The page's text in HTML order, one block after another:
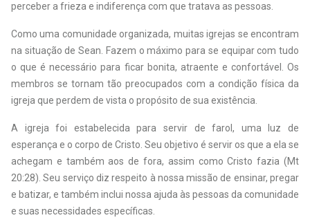
perceber a frieza e indiferença com que tratava as pessoas.
Como uma comunidade organizada, muitas igrejas se encontram
na situação de Sean. Fazem o máximo para se equipar com tudo
o que é necessário para ficar bonita, atraente e confortável. Os
membros se tornam tão preocupados com a condição física da
igreja que perdem de vista o propósito de sua existência.
A igreja foi estabelecida para servir de farol, uma luz de
esperança e o corpo de Cristo. Seu objetivo é servir os que a ela se
achegam e também aos de fora, assim como Cristo fazia (Mt
20:28). Seu serviço diz respeito à nossa missão de ensinar, pregar
e batizar, e também inclui nossa ajuda às pessoas da comunidade
e suas necessidades específicas.